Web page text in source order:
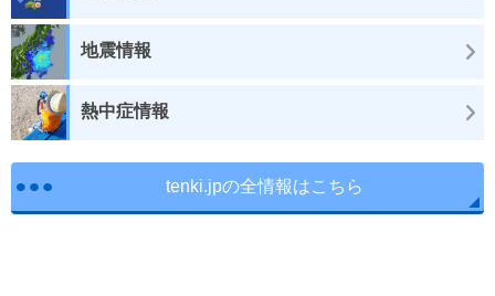
地震情報
熱中症情報
tenki.jpの全情報はこちら